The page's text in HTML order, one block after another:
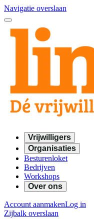
Navigatie overslaan
Vrijwilligers
Organisaties
Besturenloket
Bedrijven
Workshops
Over ons
Account aanmakenLog in
Zijbalk overslaan